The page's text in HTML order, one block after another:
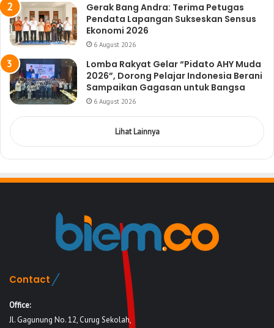
Gerak Bang Andra: Terima Petugas
Pendata Lapangan Sukseskan Sensus
Ekonomi 2026
6 August 2026
Lomba Rakyat Gelar “Pidato AHY Muda
2026”, Dorong Pelajar Indonesia Berani
Sampaikan Gagasan untuk Bangsa
6 August 2026
Lihat Lainnya
Contact
Office:
Jl. Gagunung No. 12, Curug Sekolah,